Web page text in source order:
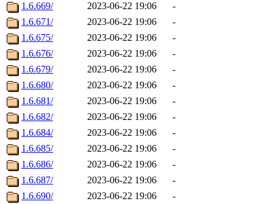
1.6.669/
2023-06-22 19:06
-
1.6.671/
2023-06-22 19:06
-
1.6.675/
2023-06-22 19:06
-
1.6.676/
2023-06-22 19:06
-
1.6.679/
2023-06-22 19:06
-
1.6.680/
2023-06-22 19:06
-
1.6.681/
2023-06-22 19:06
-
1.6.682/
2023-06-22 19:06
-
1.6.684/
2023-06-22 19:06
-
1.6.685/
2023-06-22 19:06
-
1.6.686/
2023-06-22 19:06
-
1.6.687/
2023-06-22 19:06
-
1.6.690/
2023-06-22 19:06
-